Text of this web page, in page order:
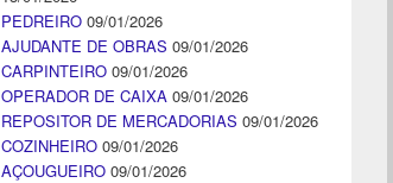
PEDREIRO 09/01/2026
AJUDANTE DE OBRAS 09/01/2026
CARPINTEIRO 09/01/2026
OPERADOR DE CAIXA 09/01/2026
REPOSITOR DE MERCADORIAS 09/01/2026
COZINHEIRO 09/01/2026
AÇOUGUEIRO 09/01/2026